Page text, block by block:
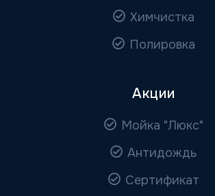
Химчистка
Полировка
Акции
Мойка "Люкс"
Антидождь
Сертификат